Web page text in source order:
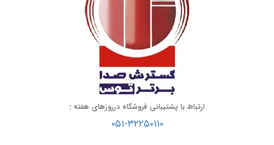
ارتباط با پشتیبانی فروشگاه درروزهای هفته :
۰۵۱-۳۲۲۵۰۱۱۰